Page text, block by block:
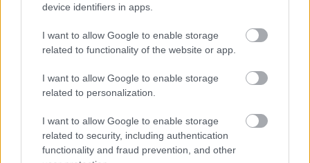
device identifiers in apps.
I want to allow Google to enable storage
related to functionality of the website or app.
I want to allow Google to enable storage
related to personalization.
I want to allow Google to enable storage
related to security, including authentication
functionality and fraud prevention, and other
Rögtön balra dobozos üdítők, kávék, energiaitalok, a
szemközti fridzsiderben tejtermékek, sajtok,
joghurtok sorakoznak... A farsangi időszakban a
„boszorkánygarázst” sem rejti paraván. A
szalonállapotú, karcmentes, nullkilométeres
cirokseprűk a sarokban találgatják, ki lesz a
cicáknak, kutyáknak szánt eledelek, és ha
beszabadulhatnék, hamar kiszimatolnám, hogy
dakszlitápot, marhafejbőrt, nyúlfület hoztak-e a